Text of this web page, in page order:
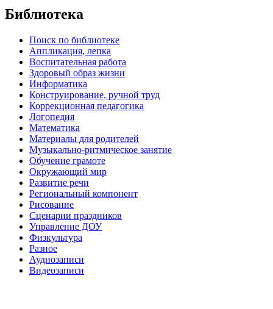
Библиотека
Поиск по библиотеке
Аппликация, лепка
Воспитательная работа
Здоровый образ жизни
Информатика
Конструирование, ручной труд
Коррекционная педагогика
Логопедия
Математика
Материалы для родителей
Музыкально-ритмическое занятие
Обучение грамоте
Окружающий мир
Развитие речи
Региональный компонент
Рисование
Сценарии праздников
Управление ДОУ
Физкультура
Разное
Аудиозаписи
Видеозаписи